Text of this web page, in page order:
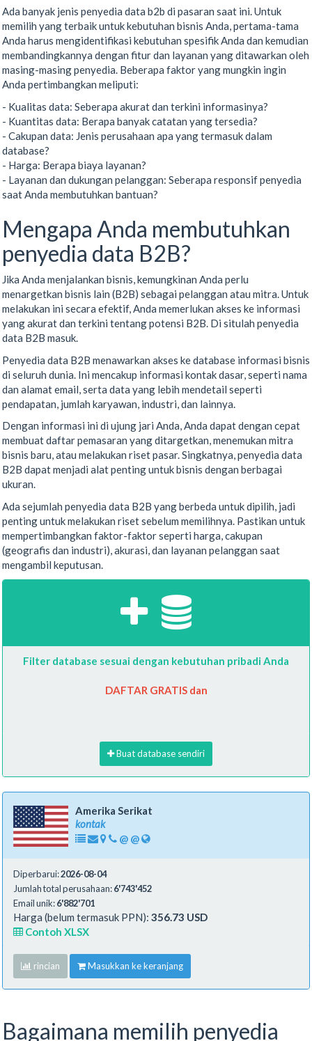
Ada banyak jenis penyedia data b2b di pasaran saat ini. Untuk
memilih yang terbaik untuk kebutuhan bisnis Anda, pertama-tama
Anda harus mengidentifikasi kebutuhan spesifik Anda dan kemudian
membandingkannya dengan fitur dan layanan yang ditawarkan oleh
masing-masing penyedia. Beberapa faktor yang mungkin ingin
Anda pertimbangkan meliputi:
- Kualitas data: Seberapa akurat dan terkini informasinya?
- Kuantitas data: Berapa banyak catatan yang tersedia?
- Cakupan data: Jenis perusahaan apa yang termasuk dalam
database?
- Harga: Berapa biaya layanan?
- Layanan dan dukungan pelanggan: Seberapa responsif penyedia
saat Anda membutuhkan bantuan?
Mengapa Anda membutuhkan
penyedia data B2B?
Jika Anda menjalankan bisnis, kemungkinan Anda perlu
menargetkan bisnis lain (B2B) sebagai pelanggan atau mitra. Untuk
melakukan ini secara efektif, Anda memerlukan akses ke informasi
yang akurat dan terkini tentang potensi B2B. Di situlah penyedia
data B2B masuk.
Penyedia data B2B menawarkan akses ke database informasi bisnis
di seluruh dunia. Ini mencakup informasi kontak dasar, seperti nama
dan alamat email, serta data yang lebih mendetail seperti
pendapatan, jumlah karyawan, industri, dan lainnya.
Dengan informasi ini di ujung jari Anda, Anda dapat dengan cepat
membuat daftar pemasaran yang ditargetkan, menemukan mitra
bisnis baru, atau melakukan riset pasar. Singkatnya, penyedia data
B2B dapat menjadi alat penting untuk bisnis dengan berbagai
ukuran.
Ada sejumlah penyedia data B2B yang berbeda untuk dipilih, jadi
penting untuk melakukan riset sebelum memilihnya. Pastikan untuk
mempertimbangkan faktor-faktor seperti harga, cakupan
(geografis dan industri), akurasi, dan layanan pelanggan saat
mengambil keputusan.
Filter database sesuai dengan kebutuhan pribadi Anda
DAFTAR GRATIS dan
Buat database sendiri
Amerika Serikat
kontak
@ @
Diperbarui:2026-08-04
Jumlah total perusahaan:6'743'452
Email unik:6'882'701
Harga (belum termasuk PPN): 356.73 USD
Contoh XLSX
rincian Masukkan ke keranjang
Bagaimana memilih penyedia